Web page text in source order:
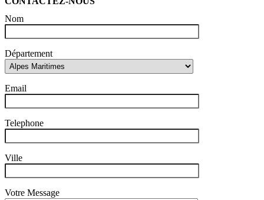
Nom
Département
Email
Telephone
Ville
Votre Message